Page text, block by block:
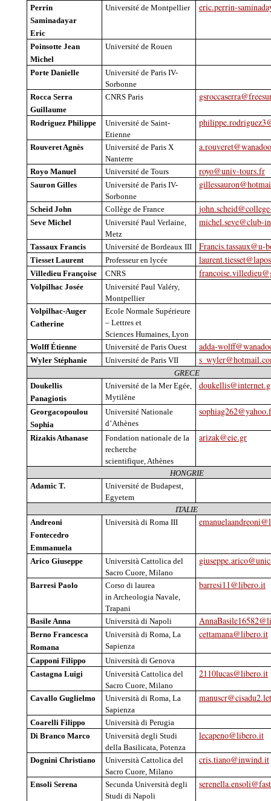
Perrin
Saminadayar
Eric
Université de Montpellier eric.perrin-
PoinsotteJean
Michel
Université de Rouen
Porte Danielle
Université de Paris IV-
Sorbonne
Rocca Serra
Guillaume
CNRS Paris
Rodriguez Philippe
Université de Saint-
Etienne
Rouveret Agnès
Université de Paris X
Nanterre
Royo Manuel Université de Tours royo@univ-tours.fr
Sauron Gilles
Université de Paris IV-
Sorbonne
ScheidJohn Collège de France
SeveMichel
Université Paul Verlaine,
Metz
michel.seve@club-
TassauxFrancis Université de Bordeaux III Francis.tassaux@u-
TiessetLaurent Professeur en lycée
Villedieu Françoise CNRS
VolpilhacJosée
Université Paul Valéry,
Montpellier
Volpilhac-Auger
Catherine
EcoleNormale Supérieure
– Lettres et
Sciences Humaines, Lyon
Wolff Étienne
Université de Paris Ouest adda-
Wyler Stéphanie Université de Paris VII
GRECE
Doukellis
Panagiotis
Université de la MerEgée,
Mytilène
Georgacopoulou
Sophia
Université Nationale
d’Athènes
RizakisAthanase
Fondation nationale de la
recherche
scientifique, Athènes
arizak@eie.gr
HONGRIE
AdamicT.
Université de Budapest,
Egyetem
ITALIE
Andreoni
Fontecedro
Emmanuela
Universitàdi Roma III
Arico Giuseppe Università Cattolica del
Sacro Cuore, Milano
BarresiPaolo Corso di laurea
inArcheologiaNavale,
Trapani
barresi11@libero.it
Basile Anna Universitàdi Napoli
Berno Francesca
Romana
Universitàdi Roma, La
Sapienza
cettamana@libero.it
Capponi Filippo Universitàdi Genova
Castagna Luigi
Università Cattolica del
Sacro Cuore, Milano
2110lucas@libero.it
Cavallo Guglielmo Universitàdi Roma, La
Sapienza
CoarelliFilippo Universitàdi Perugia
Di Branco Marco
Università degli Studi
della Basilicata, Potenza
lecapeno@libero.it
Dognini Christiano Università Cattolica del
Sacro Cuore, Milano
cris.tiano@inwind.it
EnsoliSerena Secunda Università degli
Studidi Napoli